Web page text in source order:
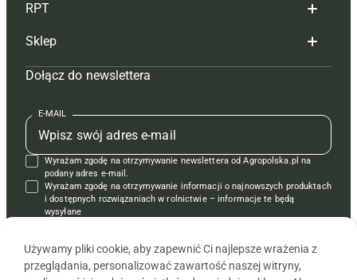
Reklama
Tagi
Mapa serwisu
Kontakt
Regulamin
Polityka prywatności
Hoduj z głową bydło
Hoduj z głową świnie
Prenumerata
Redakcja
Kontakt
Reklama
RPT
Redakcja
Prenumerata
Reklama
Kontakt
Krzyżówki
Sklep
Czasopisma i prenumerata
Książki
Regulamin
Dołącz do newslettera
E-MAIL
Wyrażam zgodę na otrzymywanie newslettera od Agropolska.pl na
podany adres e-mail.
Wyrażam zgodę na otrzymywanie informacji o najnowszych produktach
i dostępnych rozwiązaniach w rolnictwie – informacje te będą
wysyłane
Używamy pliki cookie, aby zapewnić Ci najlepsze wrażenia z
przeglądania, personalizować zawartość naszej witryny,